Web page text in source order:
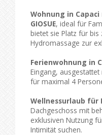
Wohnung in
GIOSUE, ideal für
bietet sie Platz für
Hydromassage zur
Ferienwohnung in
Eingang,
für maximal 4
Wellnessurlaub für
Dachgeschoss mit
exklusiven Nutzung
Intimität suchen.